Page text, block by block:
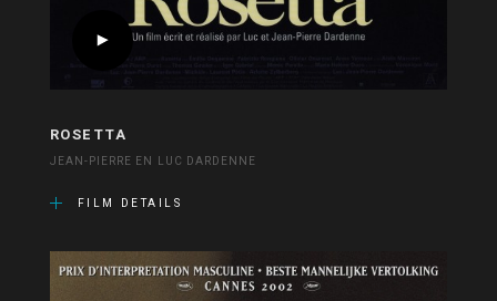
ROSETTA
JEAN-PIERRE EN LUC DARDENNE
FILM DETAILS